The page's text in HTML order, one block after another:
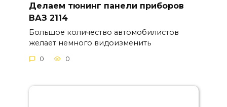
Делаем тюнинг панели приборов
ВАЗ 2114
Большое количество автомобилистов
желает немного видоизменить
0 0